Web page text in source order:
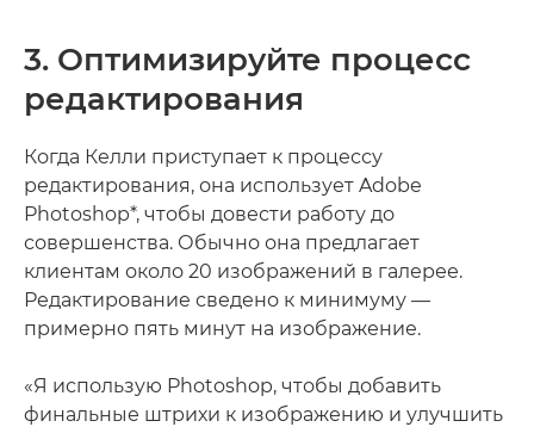
3. Оптимизируйте процесс
редактирования
Когда Келли приступает к процессу
редактирования, она использует Adobe
Photoshop*, чтобы довести работу до
совершенства. Обычно она предлагает
клиентам около 20 изображений в галерее.
Редактирование сведено к минимуму —
примерно пять минут на изображение.
«Я использую Photoshop, чтобы добавить
финальные штрихи к изображению и улучшить